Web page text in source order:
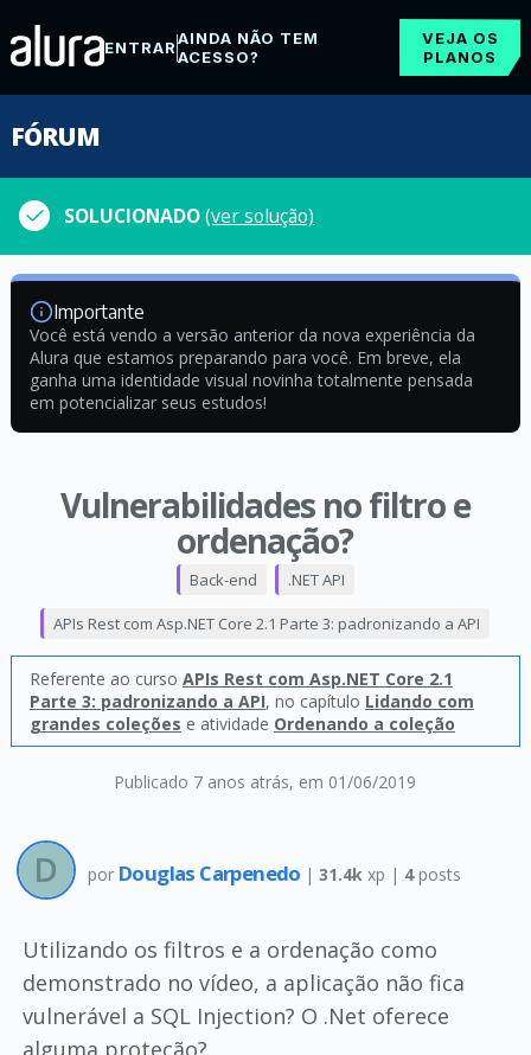
ENTRARAINDA NÃO TEM
ACESSO?
VEJA OS
PLANOS
FÓRUM
SOLUCIONADO(ver solução)
Importante
Você está vendo a versão anterior da nova experiência da
Alura que estamos preparando para você. Em breve, ela
ganha uma identidade visual novinha totalmente pensada
em potencializar seus estudos!
Vulnerabilidades no filtro e
ordenação?
Publicado 7 anos atrás, em 01/06/2019
Back-end .NET API
APIs Rest com Asp.NET Core 2.1 Parte 3: padronizando a API
Referente ao curso APIs Rest com Asp.NET Core 2.1
Parte 3: padronizando a API, no capítulo Lidando com
grandes coleções e atividade Ordenando a coleção
por Douglas Carpenedo |31.4k xp | 4posts
Utilizando os filtros e a ordenação como
demonstrado no vídeo, a aplicação não fica
vulnerável a SQL Injection? O .Net oferece
alguma proteção?